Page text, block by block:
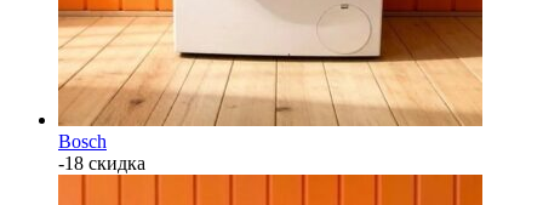
Bosch
-18 скидка